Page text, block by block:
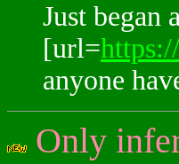
Just began
[url=
anyone
Only